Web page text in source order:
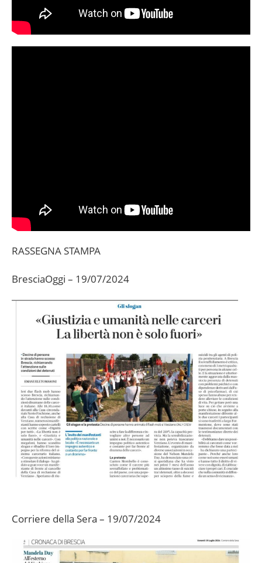
RASSEGNA STAMPA
BresciaOggi – 19/07/2024
Corriere della Sera – 19/07/2024